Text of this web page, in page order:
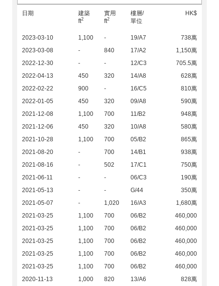
日期
建築
ft2
實用
ft2
樓層/
單位
HK$
2023-03-10 1,100 - 19/A7
738萬
2023-03-08
- 840 17/A2
1,150萬
2022-12-30
- - 12/C3
705.5萬
2022-04-13
450 320 14/A8
628萬
2022-02-22
900 - 16/C5
810萬
2022-01-05
450 320 09/A8
590萬
2021-12-08
1,100 700 11/B2
948萬
2021-12-06
450 320 10/A8
580萬
2021-10-28
1,100 700 05/B2
865萬
2021-08-20
- 700 14/B1
938萬
2021-08-16
- 502 17/C1
750萬
2021-06-11
- - 06/C3
190萬
2021-05-13
- - G/44
350萬
2021-05-07
- 1,020 16/A3
1,680萬
2021-03-25
1,100 700 06/B2
460,000
2021-03-25
1,100 700 06/B2
460,000
2021-03-25
1,100 700 06/B2
460,000
2021-03-25
1,100 700 06/B2
460,000
2021-03-25
1,100 700 06/B2
460,000
2020-11-13
1,000 820 13/A6 828萬